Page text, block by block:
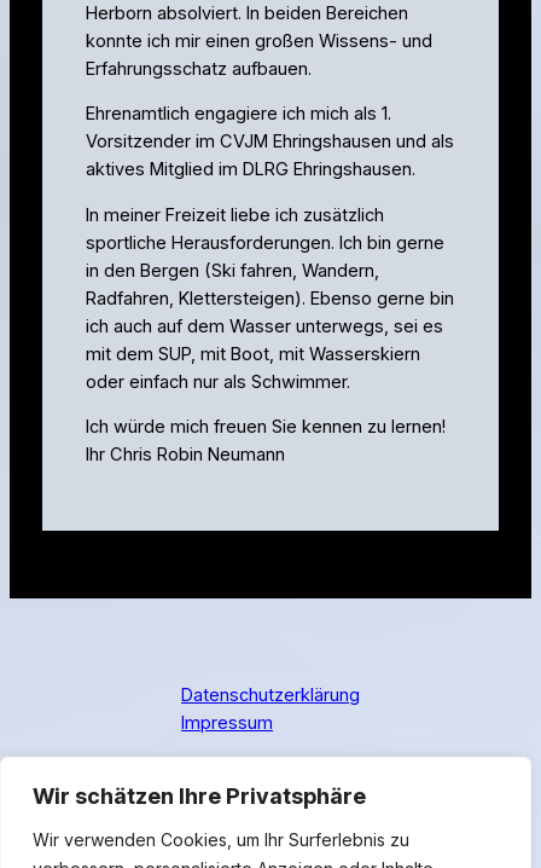
Wir schätzen Ihre Privatsphäre
Wir verwenden Cookies, um Ihr Surferlebnis zu
Herborn absolviert. In beiden Bereichen
konnte ich mir einen großen Wissens- und
Erfahrungsschatz aufbauen.
Ehrenamtlich engagiere ich mich als 1.
Vorsitzender im CVJM Ehringshausen und als
aktives Mitglied im DLRG Ehringshausen.
In meiner Freizeit liebe ich zusätzlich
sportliche Herausforderungen. Ich bin gerne
in den Bergen (Ski fahren, Wandern,
Radfahren, Klettersteigen). Ebenso gerne bin
ich auch auf dem Wasser unterwegs, sei es
mit dem SUP, mit Boot, mit Wasserskiern
oder einfach nur als Schwimmer.
Ich würde mich freuen Sie kennen zu lernen!
Ihr Chris Robin Neumann
Datenschutzerklärung
Impressum
ChRoNe – IT | Heim, Garten &